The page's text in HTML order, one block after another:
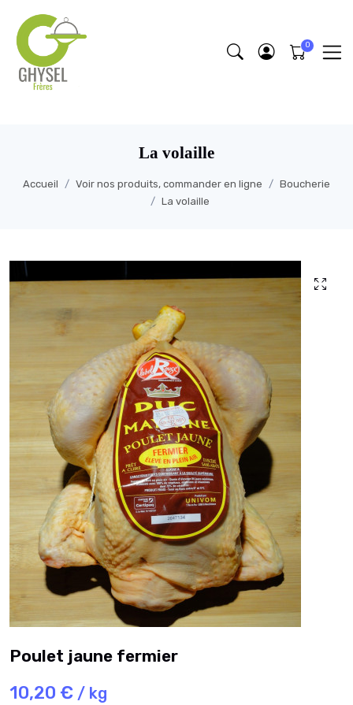
La volaille
Accueil Voir nos produits, commander en ligne
Boucherie
La volaille
Poulet jaune fermier
10,20 € / kg